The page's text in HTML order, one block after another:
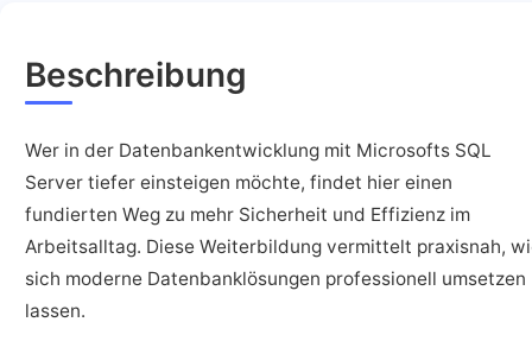
Beschreibung
Wer in der Datenbankentwicklung mit Microsofts SQL
Server tiefer einsteigen möchte, findet hier einen
fundierten Weg zu mehr Sicherheit und Effizienz im
Arbeitsalltag. Diese Weiterbildung vermittelt praxisnah,
sich moderne Datenbanklösungen professionell umsetzen
lassen.